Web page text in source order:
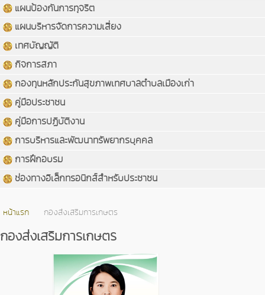
แผนป้องกันการทุจริต
แผนบริหารจัดการความเสี่ยง
เทศบัญญัติ
กิจการสภา
กองทุนหลักประกันสุขภาพเทศบาลตำบลเมืองเก่า
คู่มือประชาชน
คู่มือการปฏิบัติงาน
การบริหารและพัฒนาทรัพยากรบุคคล
การฝึกอบรม
ช่องทางอิเล็กทรอนิกส์สำหรับประชาชน
หน้าแรก กองส่งเสริมการเกษตร
กองส่งเสริมการเกษตร